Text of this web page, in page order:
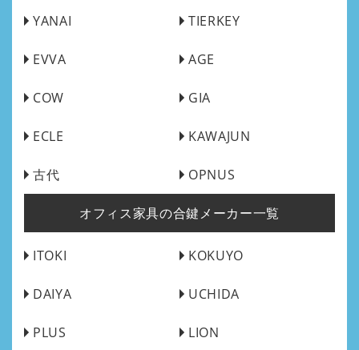
YANAI TIERKEY
EVVA AGE
COW GIA
ECLE KAWAJUN
古代 OPNUS
オフィス家具の合鍵メーカー一覧
ITOKI KOKUYO
DAIYA UCHIDA
PLUS LION